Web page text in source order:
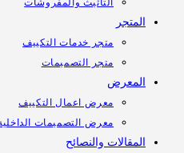
التأثيث والمفروشات
متجر خدمات التكييف
متجر التصميمات
معرض اعمال التكييف
معرض التصميمات الداخلية والخارجية
والنصائح